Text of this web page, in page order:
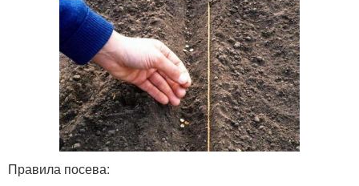
Правила посева: